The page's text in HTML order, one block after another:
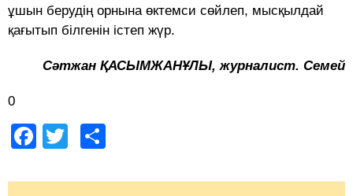
ұшын берудің орнына өктемси сөйлеп, мысқылдай
қағытып білгенін істеп жүр.
Сәтжан ҚАСЫМЖАНҰЛЫ, журналист. Семей
0
Facebook
Twitter